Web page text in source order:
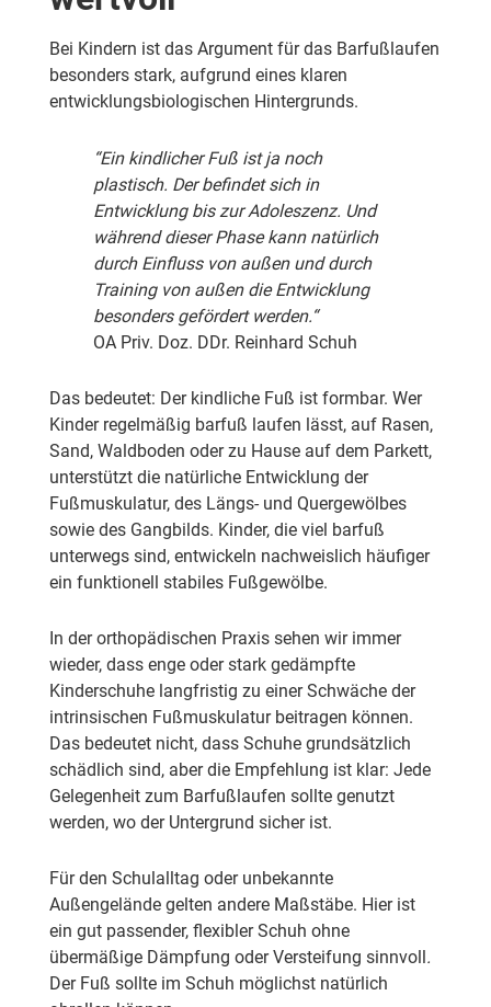
Bei Kindern ist das Argument für das Barfußlaufen
besonders stark, aufgrund eines klaren
entwicklungsbiologischen Hintergrunds.
“Ein kindlicher Fuß ist ja noch
plastisch. Der befindet sich in
Entwicklung bis zur Adoleszenz. Und
während dieser Phase kann natürlich
durch Einfluss von außen und durch
Training von außen die Entwicklung
besonders gefördert werden.“
OA Priv. Doz. DDr. Reinhard Schuh
Das bedeutet: Der kindliche Fuß ist formbar. Wer
Kinder regelmäßig barfuß laufen lässt, auf Rasen,
Sand, Waldboden oder zu Hause auf dem Parkett,
unterstützt die natürliche Entwicklung der
Fußmuskulatur, des Längs- und Quergewölbes
sowie des Gangbilds. Kinder, die viel barfuß
unterwegs sind, entwickeln nachweislich häufiger
ein funktionell stabiles Fußgewölbe.
In der orthopädischen Praxis sehen wir immer
wieder, dass enge oder stark gedämpfte
Kinderschuhe langfristig zu einer Schwäche der
intrinsischen Fußmuskulatur beitragen können.
Das bedeutet nicht, dass Schuhe grundsätzlich
schädlich sind, aber die Empfehlung ist klar: Jede
Gelegenheit zum Barfußlaufen sollte genutzt
werden, wo der Untergrund sicher ist.
Für den Schulalltag oder unbekannte
Außengelände gelten andere Maßstäbe. Hier ist
ein gut passender, flexibler Schuh ohne
übermäßige Dämpfung oder Versteifung sinnvoll .
Der Fuß sollte im Schuh möglichst natürlich